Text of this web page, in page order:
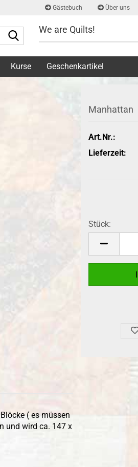
Gästebuch Über uns
Suche...We are Quilts!
Kurse Geschenkartikel
Manhattan
Art.Nr.:
Lieferzeit:
Stück:
Stück
( es müssen
und wird ca. 147 x